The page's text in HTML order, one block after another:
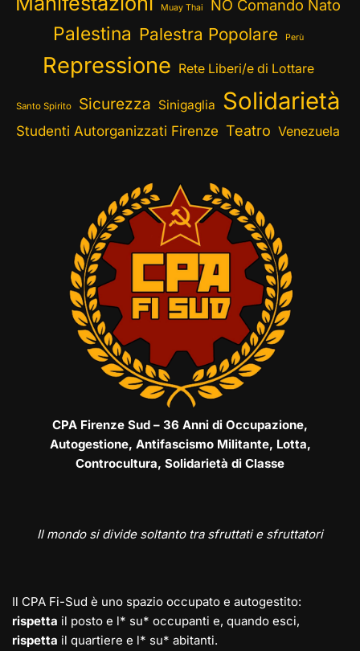
Muay Thai NO Comando Nato
Palestina Palestra Popolare Perù
Repressione Rete Liberi/e di Lottare
Santo Spirito Sicurezza Sinigaglia Solidarietà
Studenti Autorganizzati Firenze Teatro Venezuela
CPA Firenze Sud – 36 Anni di Occupazione,
Autogestione, Antifascismo Militante, Lotta,
Controcultura, Solidarietà di Classe
Il mondo si divide soltanto tra sfruttati e sfruttatori
Il CPA Fi-Sud è uno spazio occupato e autogestito:
rispetta il posto e l* su* occupanti e, quando esci,
rispetta il quartiere e l* su* abitanti.